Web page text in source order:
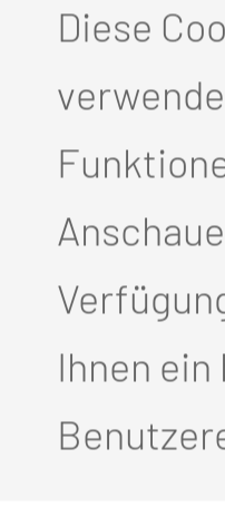
und
durch
sich
in einer
und
Diese
Ihnen ein